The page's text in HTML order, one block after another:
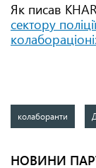
Як писав
сектору
колаборанти